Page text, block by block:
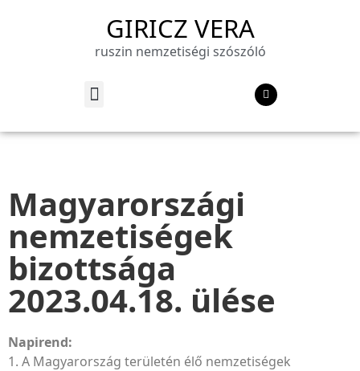
GIRICZ VERA
ruszin nemzetiségi szószóló
Magyarországi
nemzetiségek
bizottsága
2023.04.18. ülése
Napirend:
1. A Magyarország területén élő nemzetiségek